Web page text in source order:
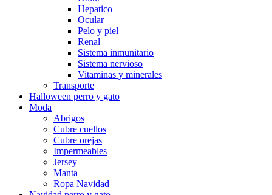
Hepatico
Ocular
Pelo y piel
Renal
Sistema inmunitario
Sistema nervioso
Vitaminas y minerales
Transporte
Halloween perro y gato
Moda
Abrigos
Cubre cuellos
Cubre orejas
Impermeables
Jersey
Manta
Ropa Navidad